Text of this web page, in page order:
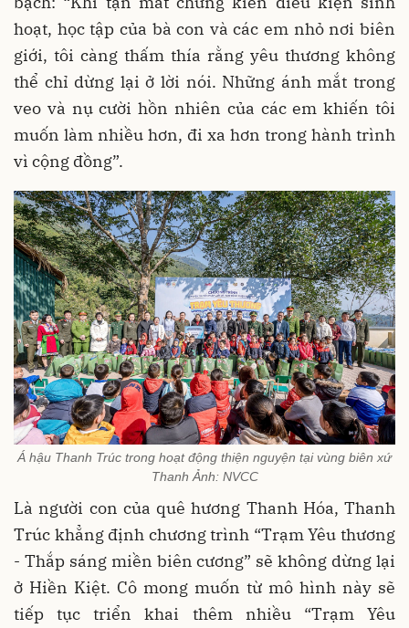
hoạt, học tập của bà con và các em nhỏ nơi biên
giới, tôi càng thấm thía rằng yêu thương không
thể chỉ dừng lại ở lời nói. Những ánh mắt trong
veo và nụ cười hồn nhiên của các em khiến tôi
muốn làm nhiều hơn, đi xa hơn trong hành trình
vì cộng đồng”.
Á hậu Thanh Trúc trong hoạt động thiện nguyện tại vùng biên xứ
Thanh Ảnh: NVCC
Là người con của quê hương Thanh Hóa, Thanh
Trúc khẳng định chương trình “Trạm Yêu thương
- Thắp sáng miền biên cương” sẽ không dừng lại
ở Hiền Kiệt. Cô mong muốn từ mô hình này sẽ
tiếp tục triển khai thêm nhiều “Trạm Yêu